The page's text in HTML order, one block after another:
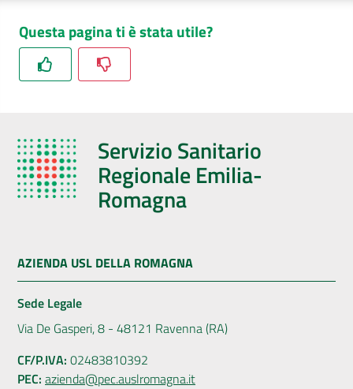
Questa pagina ti è stata utile?
Servizio Sanitario
Regionale Emilia-
Romagna
AZIENDA USL DELLA ROMAGNA
Sede Legale
Via De Gasperi, 8 - 48121 Ravenna (RA)
CF/P.IVA: 02483810392
PEC: azienda@pec.auslromagna.it